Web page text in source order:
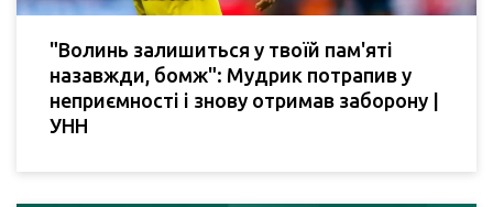
"Волинь залишиться у твоїй пам'яті
назавжди, бомж": Мудрик потрапив у
неприємності і знову отримав заборону |
УНН